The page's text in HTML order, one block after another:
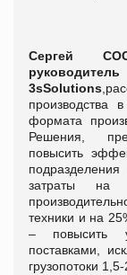
Сергей
3sSolutions
производства
формата
Решения,
повысить
затраты на
техники и на
– повысить
поставками,
грузопотоки